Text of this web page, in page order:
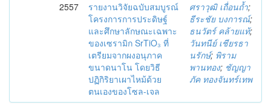
2557
รายงานวิจัยฉบับสมบูรณ์
โครงการการประดิษฐ์
และศึกษาลักษณะเฉพาะ
ของเซรามิก SrTiO₃ ที่
เตรียมจากผงอนุภาค
ขนาดนาโน โดยวิธี
ปฏิกิริยาเผาไหม้ด้วย
ตนเองของโซล-เจล
ศราวุฒิ เถื่อนถ้ำ;
ธีระชัย บงการณ์;
ธนวัตร์ คล้ายแท้;
วันทนีย์ เชียรธา
นรักษ์; พิราม
พานทอง; ชัญญา
ภัค ทองจันทร์เทพ